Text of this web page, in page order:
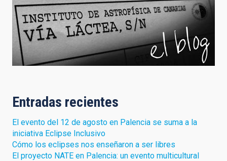
Entradas recientes
El evento del 12 de agosto en Palencia se suma a la
iniciativa Eclipse Inclusivo
Cómo los eclipses nos enseñaron a ser libres
El proyecto NATE en Palencia: un evento multicultural